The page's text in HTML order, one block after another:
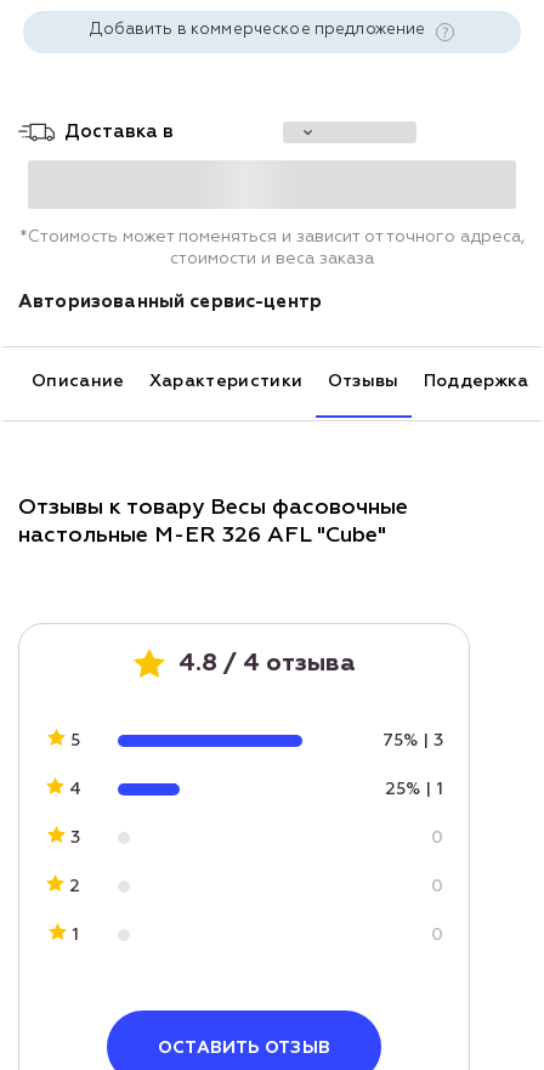
Добавить в коммерческое предложение
Доставка в
*Стоимость может поменяться и зависит от точного адреса,
стоимости и веса заказа
Авторизованный сервис-центр
Описание Характеристики Отзывы Поддержка
Отзывы к товару Весы фасовочные
настольные M-ER 326 AFL "Cube"
4.8 / 4 отзыва
5 75% 3
4 25% 1
3 0
2 0
1 0
ОСТАВИТЬ ОТЗЫВ